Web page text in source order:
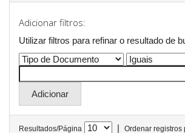
Adicionar filtros:
Utilizar filtros para refinar o resultado de
Resultados/Página |
Ordenar registros